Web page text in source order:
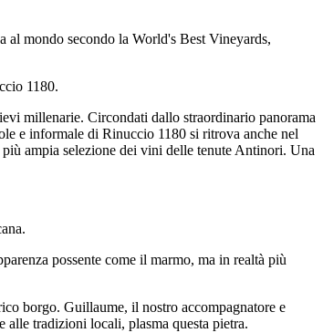
mondo secondo la World's Best Vineyards,
1180.
millenarie. Circondati dallo straordinario panorama
e informale di Rinuccio 1180 si ritrova anche nel
ampia selezione dei vini delle tenute Antinori. Una
possente come il marmo, ma in realtà più
borgo. Guillaume, il nostro accompagnatore e
tradizioni locali, plasma questa pietra.